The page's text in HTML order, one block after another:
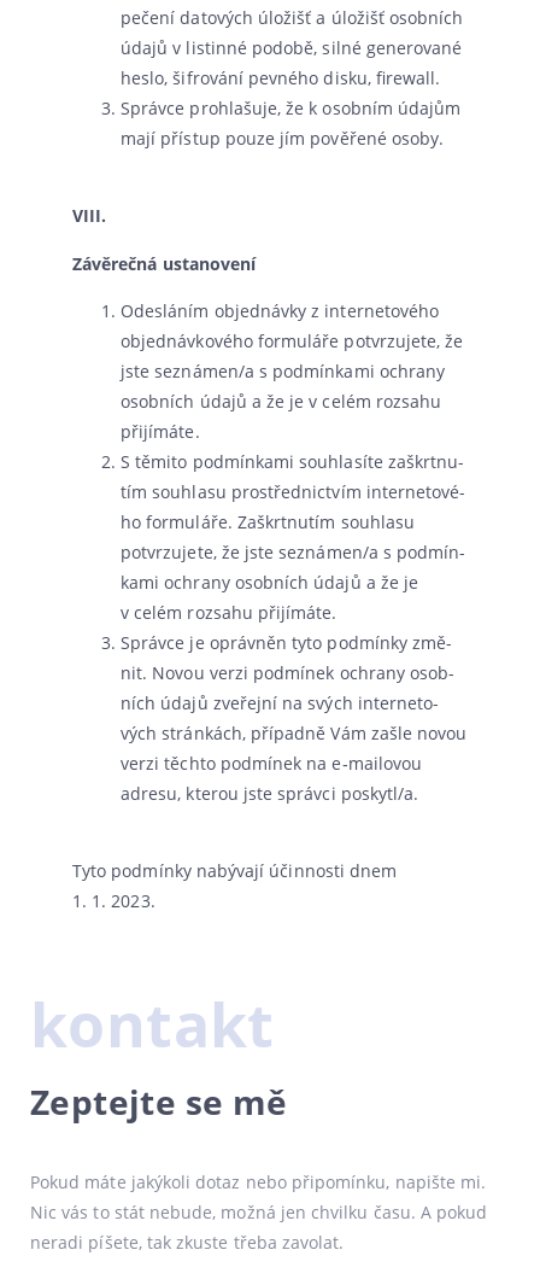
pe­če­ní dato­vých úlo­žišť a úlo­žišť osob­ních
úda­jů v lis­tin­né podo­bě, sil­né gene­ro­va­né
hes­lo, šif­ro­vá­ní pev­né­ho dis­ku, firewall.
Správce pro­hla­šu­je, že k osob­ním úda­jům
mají pří­stup pou­ze jím pově­ře­né osoby.
VIII.
Závěrečná usta­no­ve­ní
Odesláním objed­náv­ky z inter­ne­to­vé­ho
objed­náv­ko­vé­ho for­mu­lá­ře potvr­zu­je­te, že
jste seznámen/a s pod­mín­ka­mi ochra­ny
osob­ních úda­jů a že je v celém roz­sa­hu
přijímáte.
S těmi­to pod­mín­ka­mi sou­hla­sí­te zaškrt­nu­
tím sou­hla­su pro­střed­nic­tvím inter­ne­to­vé­
ho for­mu­lá­ře. Zaškrtnutím sou­hla­su
potvr­zu­je­te, že jste seznámen/a s pod­mín­
ka­mi ochra­ny osob­ních úda­jů a že je
v celém roz­sa­hu přijímáte.
Správce je opráv­něn tyto pod­mín­ky změ­
nit. Novou ver­zi pod­mí­nek ochra­ny osob­
ních úda­jů zve­řej­ní na svých inter­ne­to­
vých strán­kách, pří­pad­ně Vám zašle novou
ver­zi těch­to pod­mí­nek na e‑mailovou
adre­su, kte­rou jste správ­ci poskytl/a.
Tyto pod­mín­ky nabý­va­jí účin­nos­ti dnem
1. 1. 2023.
kontakt
Zeptejte se mě
Pokud máte jakýkoli dotaz nebo připomínku, napište mi.
Nic vás to stát nebude, možná jen chvilku času. A pokud
neradi píšete, tak zkuste třeba zavolat.